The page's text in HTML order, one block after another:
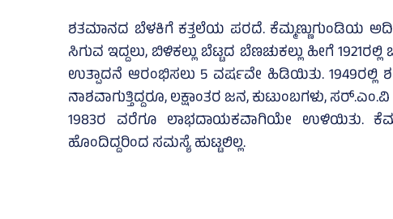
ಶತಮಾನದ ಬೆಳಕಿಗೆ ಕತ್ತಲೆಯ ಪರದೆ. ಕೆಮ್ಮಣ್ಣುಗುಂಡಿಯ
ಸಿಗುವ ಇದ್ದಲು, ಬಿಳಿಕಲ್ಲು ಬೆಟ್ಟದ ಬೆಣಚುಕಲ್ಲು ಹೀಗೆ
ಉತ್ಪಾದನೆ ಆರಂಭಿಸಲು 5 ವರ್ಷವೇ ಹಿಡಿಯಿತು. 1949ರಲ್ಲಿ
ನಾಶವಾಗುತ್ತಿದ್ದರೂ, ಲಕ್ಷಾಂತರ ಜನ, ಕುಟುಂಬಗಳು,
1983ರ ವರೆಗೂ ಲಾಭದಾಯಕವಾಗಿಯೇ ಉಳಿಯಿತು.
ಹೊಂದಿದ್ದರಿಂದ ಸಮಸ್ಯೆ ಹುಟ್ಟಲಿಲ್ಲ.